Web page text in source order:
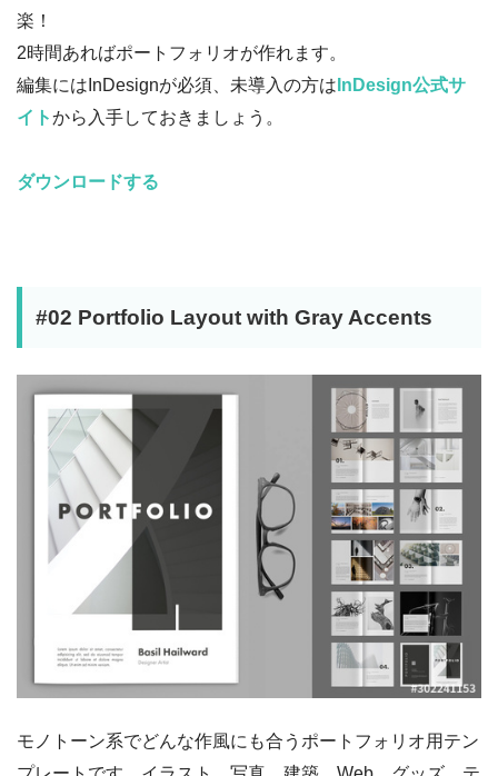
楽！
2時間あればポートフォリオが作れます。
編集にはInDesignが必須、未導入の方は InDesign公式サ
イトから入手しておきましょう。
ダウンロードする
#02 Portfolio Layout with Gray Accents
モノトーン系でどんな作風にも合うポートフォリオ用テン